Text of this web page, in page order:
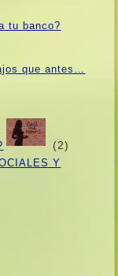
tu banco?
que antes…
(2)
Y